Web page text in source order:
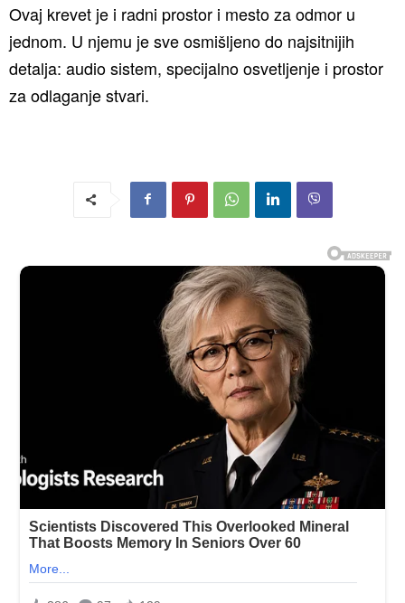
Ovaj krevet je i radni prostor i mesto za odmor u
jednom. U njemu je sve osmišljeno do najsitnijih
detalja: audio sistem, specijalno osvetljenje i prostor
za odlaganje stvari.